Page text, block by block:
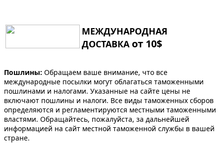
МЕЖДУНАРОДНАЯ
ДОСТАВКА от 10$
Пошлины: Обращаем ваше внимание, что все
международные посылки могут облагаться таможенными
пошлинами и налогами. Указанные на сайте цены не
включают пошлины и налоги. Все виды таможенных сборов
определяются и регламентируются местными таможенными
властями. Обращайтесь, пожалуйста, за дальнейшей
информацией на сайт местной таможенной службы в вашей
стране.